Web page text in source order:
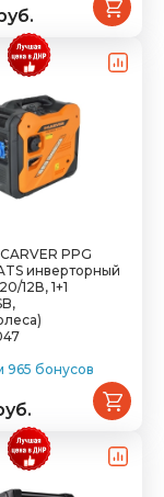
PPG
инверторный
12В, 1+1
965 бонусов